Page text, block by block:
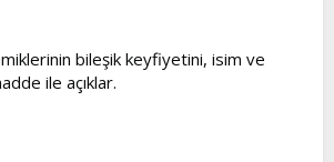
bileşik keyfiyetini, isim ve
ile açıklar.